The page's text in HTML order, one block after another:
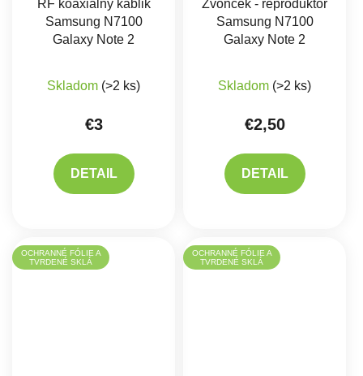
RF koaxiálny káblik
Samsung N7100
Galaxy Note 2
Skladom (>2 ks)
€3
DETAIL
Zvonček - reproduktor
Samsung N7100
Galaxy Note 2
Skladom (>2 ks)
€2,50
DETAIL
OCHRANNÉ FÓLIE A
TVRDENÉ SKLÁ
OCHRANNÉ FÓLIE A
TVRDENÉ SKLÁ